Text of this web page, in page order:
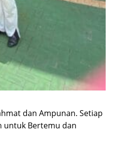
dan Ampunan. Setiap
untuk Bertemu dan